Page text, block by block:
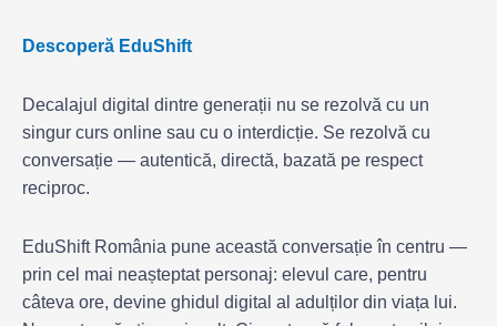
Descoperă EduShift
Decalajul digital dintre generații nu se rezolvă cu un
singur curs online sau cu o interdicție. Se rezolvă cu
conversație — autentică, directă, bazată pe respect
reciproc.
EduShift România pune această conversație în centru —
prin cel mai neașteptat personaj: elevul care, pentru
câteva ore, devine ghidul digital al adulților din viața lui.